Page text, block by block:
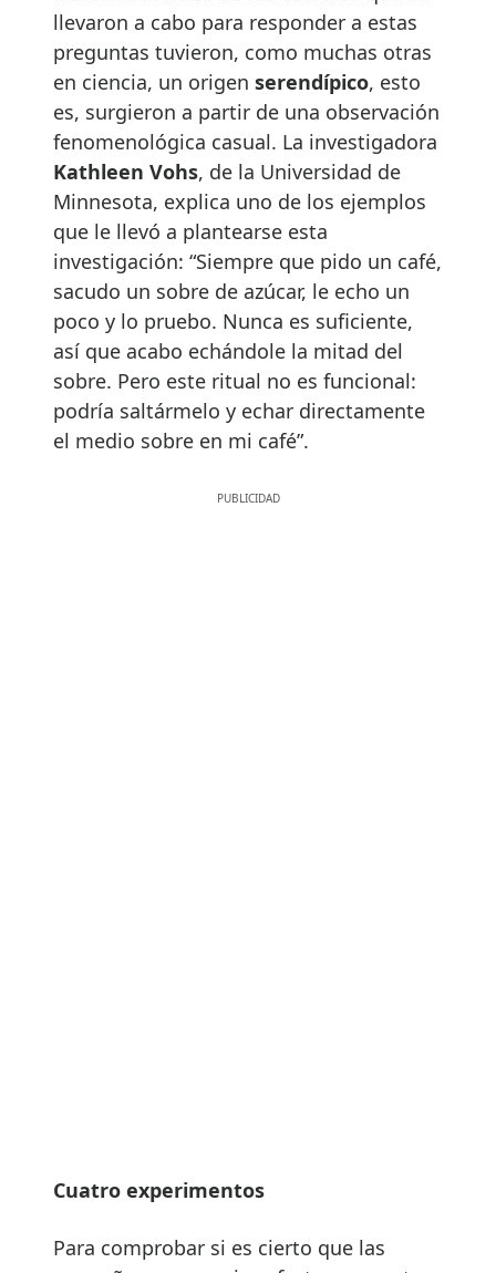
llevaron a cabo para responder a estas
preguntas tuvieron, como muchas otras
en ciencia, un origen serendípico, esto
es, surgieron a partir de una observación
fenomenológica casual. La investigadora
Kathleen Vohs, de la Universidad de
Minnesota, explica uno de los ejemplos
que le llevó a plantearse esta
investigación: “Siempre que pido un café,
sacudo un sobre de azúcar, le echo un
poco y lo pruebo. Nunca es suficiente,
así que acabo echándole la mitad del
sobre. Pero este ritual no es funcional:
podría saltármelo y echar directamente
el medio sobre en mi café”.
Cuatro experimentos
Para comprobar si es cierto que las